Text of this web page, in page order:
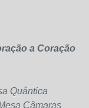
a Coração
Quântica
Câmaras